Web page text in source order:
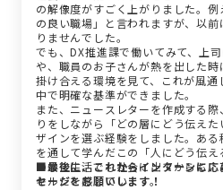
の解像度がすごく上がりました。
の良い職場」と言われますが、以
りませんでした。
でも、DX推進課で働いてみて、上
や、職員のお子さんが熱を出した
掛け合える環境を見て、これが風
中で明確な基準ができました。
また、ニュースレターを作成する
りをしながら「どの層にどう伝え
ザインを選ぶ経験をしました。あ
を通して学んだこの「人にどう伝
の学生生活でも社会に出てからも
キルだと感じています。
■最後に、これからインターンに応
セージをお願いします！